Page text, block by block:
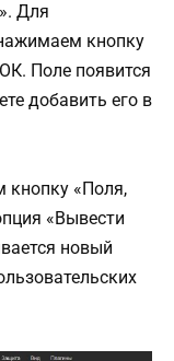
Для
кнопку
Поле появится
добавить его в
кнопку «Поля,
«Вывести
новый